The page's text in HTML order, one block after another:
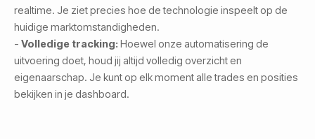
realtime. Je ziet precies hoe de technologie inspeelt op de
huidige marktomstandigheden.
- Volledige tracking: Hoewel onze automatisering de
uitvoering doet, houd jij altijd volledig overzicht en
eigenaarschap. Je kunt op elk moment alle trades en posities
bekijken in je dashboard.